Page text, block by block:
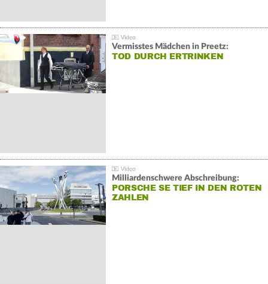
Vermisstes Mädchen in Preetz:
TOD DURCH ERTRINKEN
Milliardenschwere Abschreibung:
PORSCHE SE TIEF IN DEN ROTEN
ZAHLEN